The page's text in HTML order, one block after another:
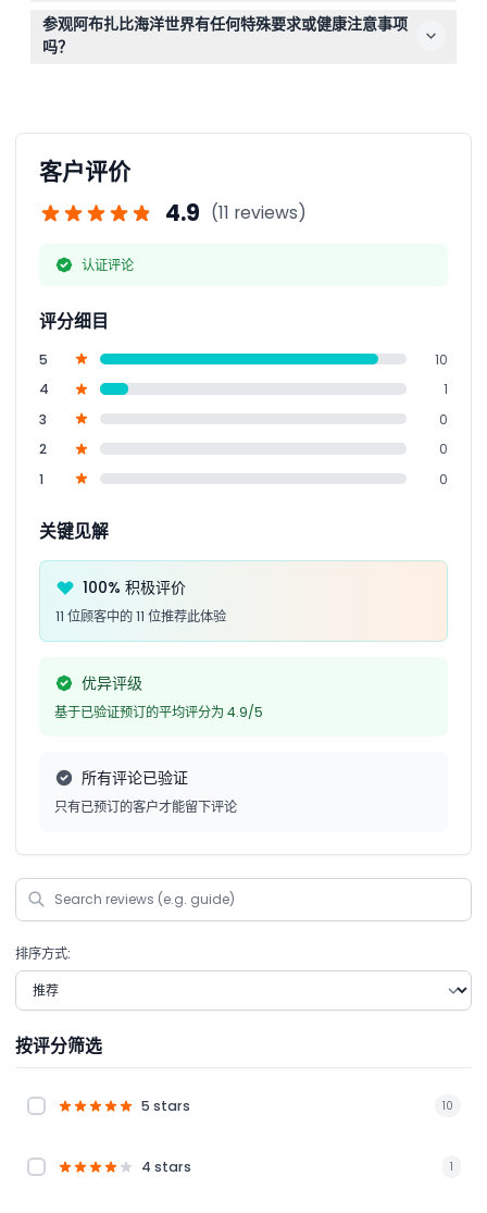
您可以体验超过100种动物互动和展示，刺激的游乐设施，
并进入八个沉浸式主题区，展示包括鲨鱼、魔鬼鱼和海龟在
内的海洋生物。
参观阿布扎比海洋世界有任何特殊要求或健康注意事项
吗？
客户评价
4.9 (11 reviews)
认证评论
评分细目
5
10
4
1
3
0
2
0
1
0
关键见解
100% 积极评价
11 位顾客中的 11 位推荐此体验
优异评级
基于已验证预订的平均评分为 4.9/5
所有评论已验证
只有已预订的客户才能留下评论
排序方式:
按评分筛选
5 stars 10
4 stars 1